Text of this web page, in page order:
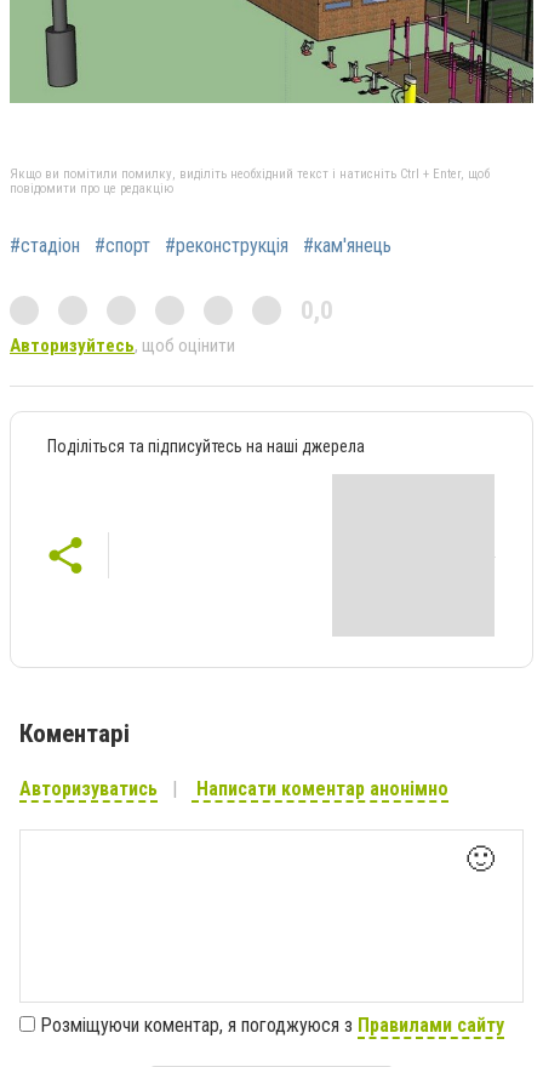
Якщо ви помітили помилку, виділіть необхідний текст і натисніть Ctrl + Enter, щоб
повідомити про це редакцію
#стадіон #спорт #реконструкція #кам'янець
0,0
Авторизуйтесь, щоб оцінити
Поділіться та підписуйтесь на наші джерела
Коментарі
Авторизуватись Написати коментар анонімно
🙂
Розміщуючи коментар, я погоджуюся з Правилами сайту